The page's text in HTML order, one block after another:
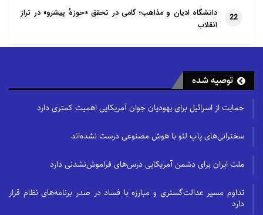
22
دانشگاه ادیان و مذاهب؛ گامی در تحقق «حوزهٔ پیشرو» در تراز
انقلاب
توصیه شده
حمایت از اسرائیل برای یهودیان جوان آمریکایی اهمیت کمتری دارد
سخنرانی‌های پاپ لئو با هوش مصنوعی درست نشده‌اند
ملت ایران برای دشمن آمریکایی درس‌های فراموش‌نشدنی دارد
تداوم مسیر عدالت‌گستری و مبارزه با فساد در صدر برنامه‌های نظام قرار
دارد